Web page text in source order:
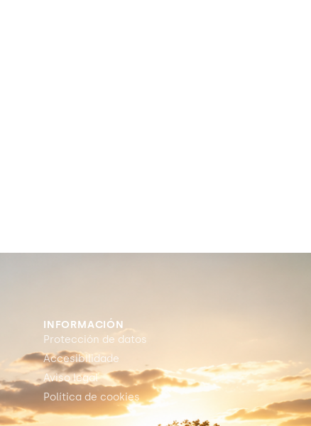
INFORMACIÓN
Protección de datos
Accesibilidade
Aviso legal
Política de cookies